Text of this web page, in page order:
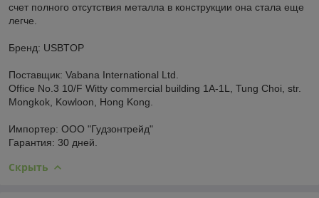
счет полного отсутствия металла в конструкции она стала еще
легче.
Бренд: USBTOP
Поставщик: Vabana International Ltd.
Office No.3 10/F Witty commercial building 1A-1L, Tung Choi, str.
Mongkok, Kowloon, Hong Kong.
Импортер: ООО "Гудзонтрейд"
Гарантия: 30 дней.
Скрыть